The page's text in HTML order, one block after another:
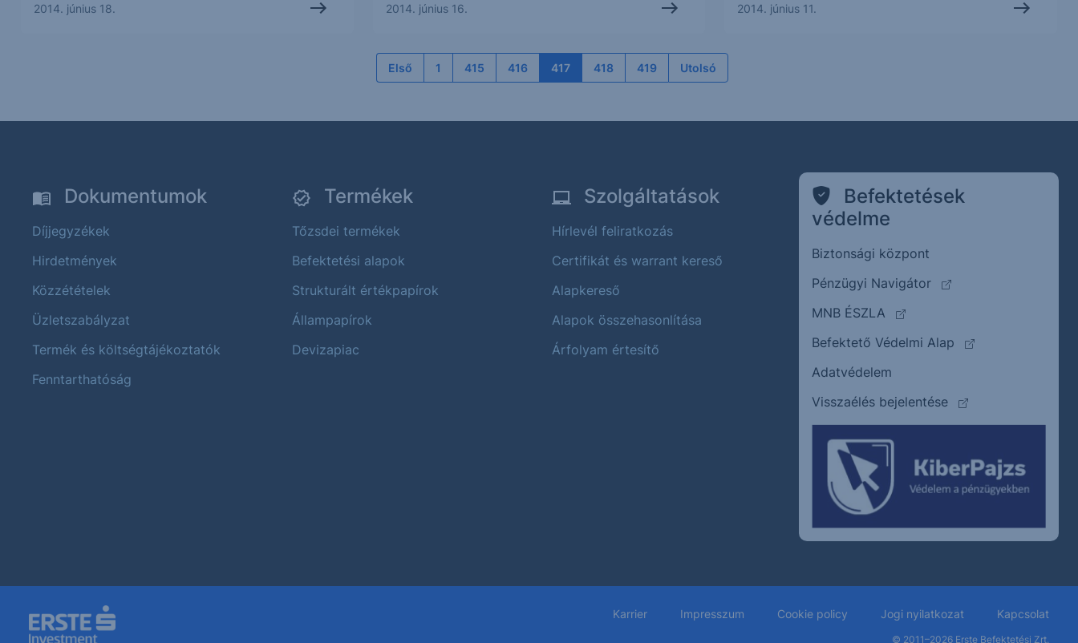
2014. június 18. 2014. június 16. 2014. június 11.
Első 1 415 416 417 418 419 Utolsó
Dokumentumok
Díjjegyzékek
Hirdetmények
Közzétételek
Üzletszabályzat
Termék és költségtájékoztatók
Fenntarthatóság
Termékek
Tőzsdei termékek
Befektetési alapok
Strukturált értékpapírok
Állampapírok
Devizapiac
Szolgáltatások
Hírlevél feliratkozás
Certifikát és warrant kereső
Alapkereső
Alapok összehasonlítása
Árfolyam értesítő
Befektetések
védelme
Biztonsági központ
Pénzügyi Navigátor
(külső oldalra ugrik)
MNB ÉSZLA
(külső oldalra ugrik)
Befektető Védelmi Alap
(külső oldalra
Adatvédelem
Visszaélés bejelentése
(külső oldalra ugrik)
Karrier Impresszum Cookie policy Jogi nyilatkozat Kapcsolat
© 2011–2026 Erste Befektetési Zrt.